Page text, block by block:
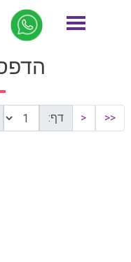
דף הבית
<<
< דף: